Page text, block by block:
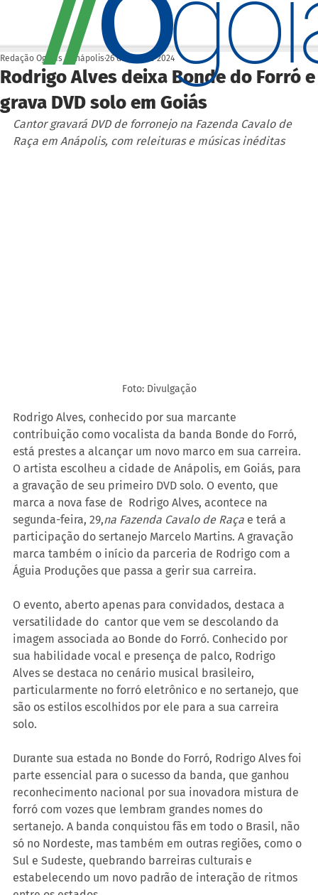
Rodrigo Alves deixa Bonde do Forró e
grava DVD solo em Goiás
Redação Ogoiás | Anápolis 26 de jan. de 2024
Cantor gravará DVD de forronejo na Fazenda Cavalo de
Raça em Anápolis, com releituras e músicas inéditas
Foto: Divulgação
Rodrigo Alves, conhecido por sua marcante
contribuição como vocalista da banda Bonde do Forró,
está prestes a alcançar um novo marco em sua carreira.
O artista escolheu a cidade de Anápolis, em Goiás, para
a gravação de seu primeiro DVD solo. O evento, que
marca a nova fase de  Rodrigo Alves, acontece na
segunda-feira, 29,na Fazenda Cavalo de Raça e terá a
participação do sertanejo Marcelo Martins. A gravação
marca também o início da parceria de Rodrigo com a
Águia Produções que passa a gerir sua carreira.
O evento, aberto apenas para convidados, destaca a
versatilidade do  cantor que vem se descolando da
imagem associada ao Bonde do Forró. Conhecido por
sua habilidade vocal e presença de palco, Rodrigo
Alves se destaca no cenário musical brasileiro,
particularmente no forró eletrônico e no sertanejo, que
são os estilos escolhidos por ele para a sua carreira
solo.
Durante sua estada no Bonde do Forró, Rodrigo Alves foi
parte essencial para o sucesso da banda, que ganhou
reconhecimento nacional por sua inovadora mistura de
forró com vozes que lembram grandes nomes do
sertanejo. A banda conquistou fãs em todo o Brasil, não
só no Nordeste, mas também em outras regiões, como o
Sul e Sudeste, quebrando barreiras culturais e
estabelecendo um novo padrão de interação de ritmos